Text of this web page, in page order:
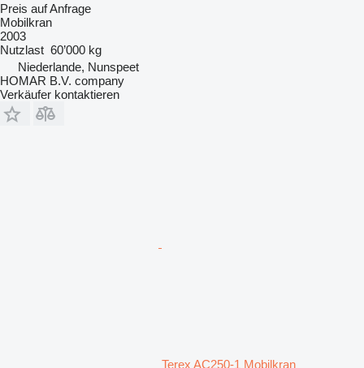
Preis auf Anfrage
Mobilkran
2003
Nutzlast 60’000 kg
Niederlande, Nunspeet
HOMAR B.V. company
Verkäufer kontaktieren
Terex AC250-1 Mobilkran